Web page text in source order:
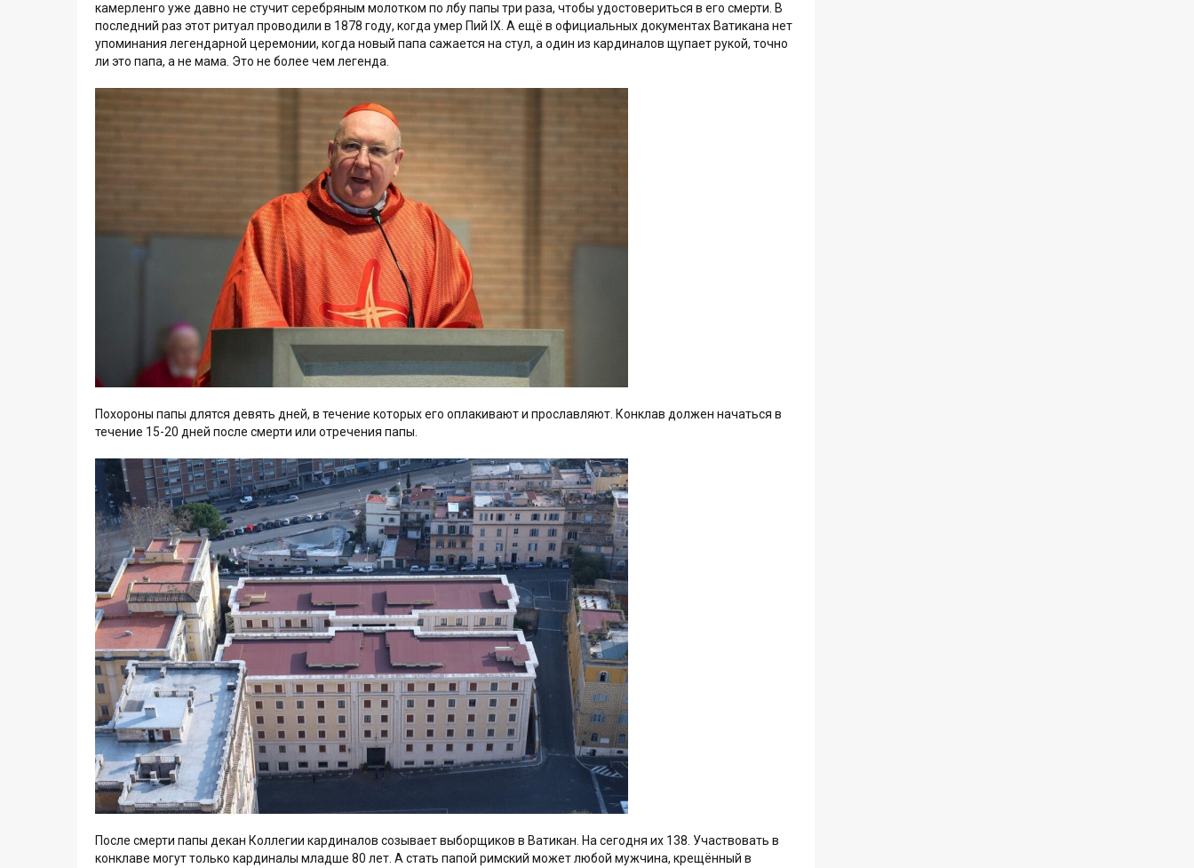
камерленго уже давно не стучит серебряным молотком по лбу папы три раза, чтобы удостовериться в его смерти. В
последний раз этот ритуал проводили в 1878 году, когда умер Пий IX. А ещё в официальных документах Ватикана нет
упоминания легендарной церемонии, когда новый папа сажается на стул, а один из кардиналов щупает рукой, точно
ли это папа, а не мама. Это не более чем легенда.
Похороны папы длятся девять дней, в течение которых его оплакивают и прославляют. Конклав должен начаться в
течение 15-20 дней после смерти или отречения папы.
После смерти папы декан Коллегии кардиналов созывает выборщиков в Ватикан. На сегодня их 138. Участвовать в
конклаве могут только кардиналы младше 80 лет. А стать папой римский может любой мужчина, крещённый в